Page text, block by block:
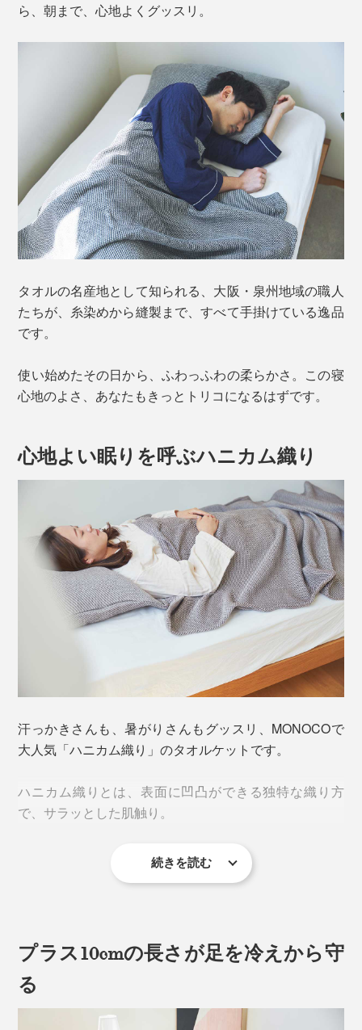
ら、朝まで、心地よくグッスリ。
タオルの名産地として知られる、大阪・泉州地域の職人
たちが、糸染めから縫製まで、すべて手掛けている逸品
です。
使い始めたその日から、ふわっふわの柔らかさ。この寝
心地のよさ、あなたもきっとトリコになるはずです。
心地よい眠りを呼ぶハニカム織り
汗っかきさんも、暑がりさんもグッスリ、MONOCOで
大人気「ハニカム織り」のタオルケットです。
ハニカム織りとは、表面に凹凸ができる独特な織り方
で、サラッとした肌触り。
タテ糸と、先染めした太めのヨコ糸を、ところどころ浮
続きを読む
プラス10cmの長さが足を冷えから守
る